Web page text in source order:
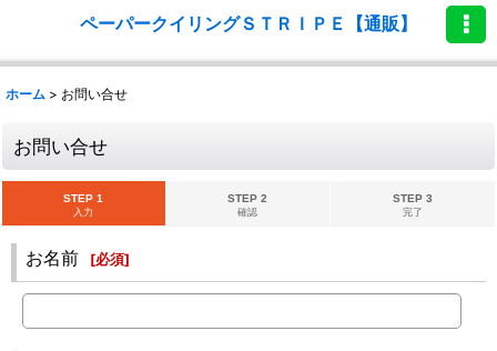
ペーパークイリングＳＴＲＩＰＥ【通販】
ホーム > お問い合せ
お問い合せ
STEP 1
入力
STEP 2
確認
STEP 3
完了
お名前 [必須]